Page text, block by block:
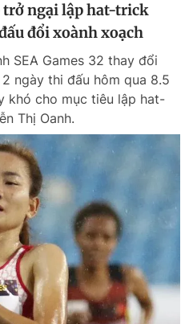
trở ngại lập hat-trick
đổi xoành xoạch
SEA Games 32 thay đổi
ngày thi đấu hôm qua 8.5
khó cho mục tiêu lập hat-
Thị Oanh.